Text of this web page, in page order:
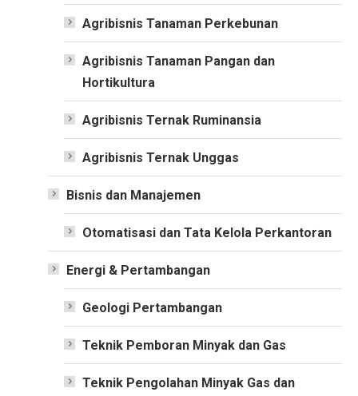
Agribisnis Tanaman Perkebunan
Agribisnis Tanaman Pangan dan
Hortikultura
Agribisnis Ternak Ruminansia
Agribisnis Ternak Unggas
Bisnis dan Manajemen
Otomatisasi dan Tata Kelola Perkantoran
Energi & Pertambangan
Geologi Pertambangan
Teknik Pemboran Minyak dan Gas
Teknik Pengolahan Minyak Gas dan